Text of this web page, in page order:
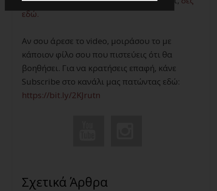
εδώ.
Αν σου άρεσε το video, μοιράσου το με
κάποιον φίλο σου που πιστεύεις ότι θα
βοηθήσει. Για να κρατήσεις επαφή, κάνε
Subscribe στο κανάλι μας πατώντας εδώ:
https://bit.ly/2KJrutn
Σχετικά Άρθρα